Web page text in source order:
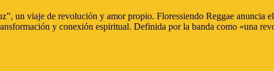
un viaje de revolución y amor propio. Floressiendo Reggae
y conexión espiritual. Definida por la banda como «una